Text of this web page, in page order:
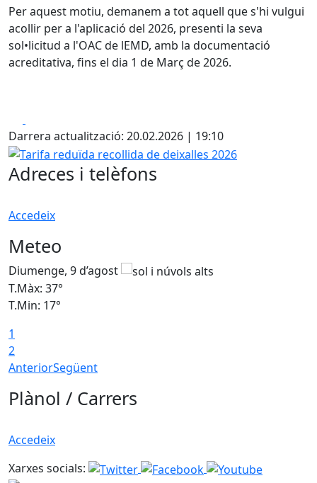
Per aquest motiu, demanem a tot aquell que s'hi vulgui
acollir per a l'aplicació del 2026, presenti la seva
sol•licitud a l'OAC de lEMD, amb la documentació
acreditativa, fins el dia 1 de Març de 2026.
Darrera actualització: 20.02.2026 | 19:10
Tarifa reduïda recollida de deixalles 2026
Adreces i telèfons
Accedeix
Meteo
Diumenge, 9 d’agost
T.Màx: 37°
T.Min: 17°
1
2
AnteriorSegüent
Plànol / Carrers
Accedeix
Xarxes socials: